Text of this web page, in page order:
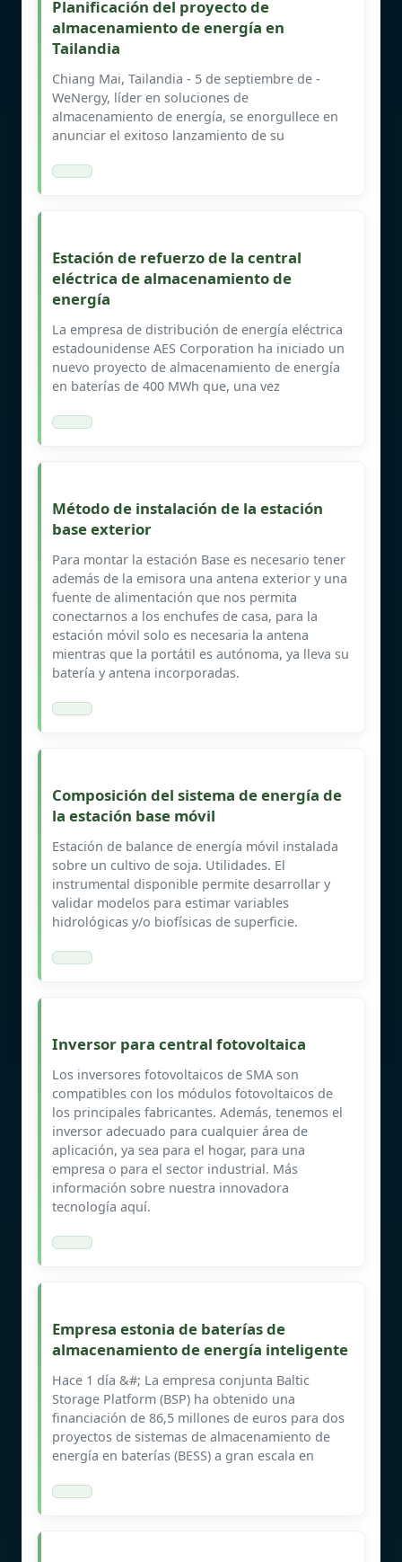
Planificación del proyecto de
almacenamiento de energía en
Tailandia
Chiang Mai, Tailandia - 5 de septiembre de -
WeNergy, líder en soluciones de
almacenamiento de energía, se enorgullece en
anunciar el exitoso lanzamiento de su
Estación de refuerzo de la central
eléctrica de almacenamiento de
energía
La empresa de distribución de energía eléctrica
estadounidense AES Corporation ha iniciado un
nuevo proyecto de almacenamiento de energía
en baterías de 400 MWh que, una vez
Método de instalación de la estación
base exterior
Para montar la estación Base es necesario tener
además de la emisora una antena exterior y una
fuente de alimentación que nos permita
conectarnos a los enchufes de casa, para la
estación móvil solo es necesaria la antena
mientras que la portátil es autónoma, ya lleva su
batería y antena incorporadas.
Composición del sistema de energía de
la estación base móvil
Estación de balance de energía móvil instalada
sobre un cultivo de soja. Utilidades. El
instrumental disponible permite desarrollar y
validar modelos para estimar variables
hidrológicas y/o biofísicas de superficie.
Inversor para central fotovoltaica
Los inversores fotovoltaicos de SMA son
compatibles con los módulos fotovoltaicos de
los principales fabricantes. Además, tenemos el
inversor adecuado para cualquier área de
aplicación, ya sea para el hogar, para una
empresa o para el sector industrial. Más
información sobre nuestra innovadora
tecnología aquí.
Empresa estonia de baterías de
almacenamiento de energía inteligente
Hace 1 día &#; La empresa conjunta Baltic
Storage Platform (BSP) ha obtenido una
financiación de 86,5 millones de euros para dos
proyectos de sistemas de almacenamiento de
energía en baterías (BESS) a gran escala en